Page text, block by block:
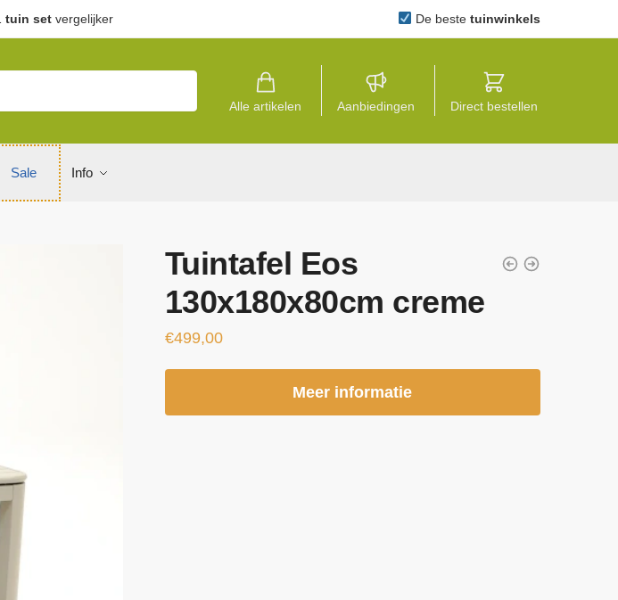
tuin set vergelijker De beste tuinwinkels
Alle artikelen Aanbiedingen Direct bestellen
Sale Info
Tuintafel Eos
130x180x80cm creme
€499,00
Meer informatie